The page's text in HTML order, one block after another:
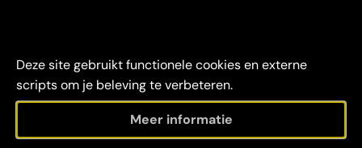
Deze site gebruikt functionele cookies en externe
scripts om je beleving te verbeteren.
Meer informatie